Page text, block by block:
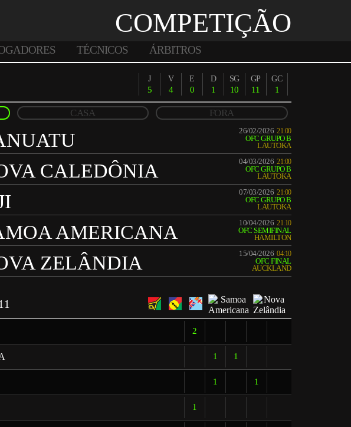
COMPETIÇÃO
TÉCNICOS ÁRBITROS
J
5
V
4
E
0
D
1
SG
10
GP
11
GC
1
CASA FORA
26/02/202621:00
OFC GRUPO B
LAUTOKA
CALEDÔNIA 04/03/202621:00
OFC GRUPO B
LAUTOKA
07/03/202621:00
OFC GRUPO B
LAUTOKA
AMERICANA 10/04/202621:10
OFC SEMIFINAL
HAMILTON
ZELÂNDIA 15/04/202604:10
OFC FINAL
AUCKLAND
2
1 1
1 1
1